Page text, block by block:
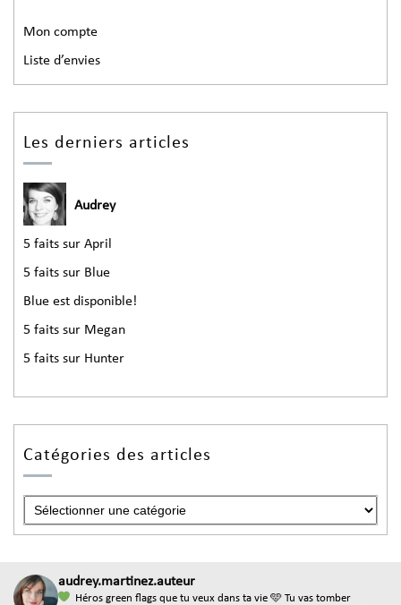
Mon compte
Liste d’envies
Les derniers articles
Audrey
5 faits sur April
5 faits sur Blue
Blue est disponible!
5 faits sur Megan
5 faits sur Hunter
Catégories des articles
audrey.martinez.auteur
Héros green flags que tu veux dans ta vie 🩵 Tu vas tomber